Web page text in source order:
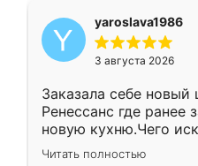
yaroslava1986
3 августа 2026
Заказала себе новый
Ренессанс где ранее
новую кухню.Чего
вполне довольна.
Читать полностью